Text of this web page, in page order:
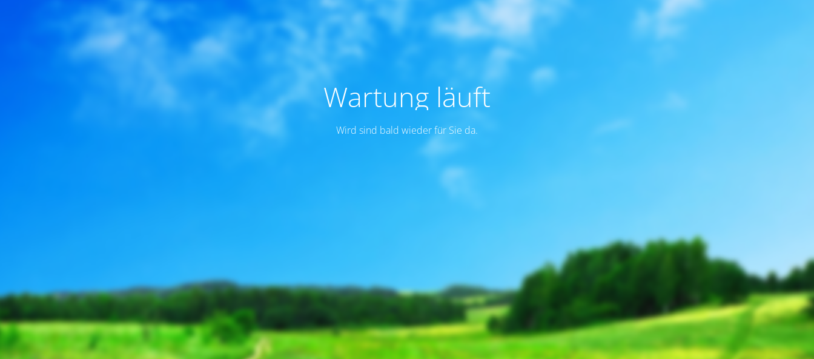
Wartung läuft
Wird sind bald wieder für Sie da.